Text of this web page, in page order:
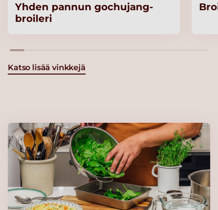
Yhden pannun gochujang-
broileri
Katso lisää vinkkejä